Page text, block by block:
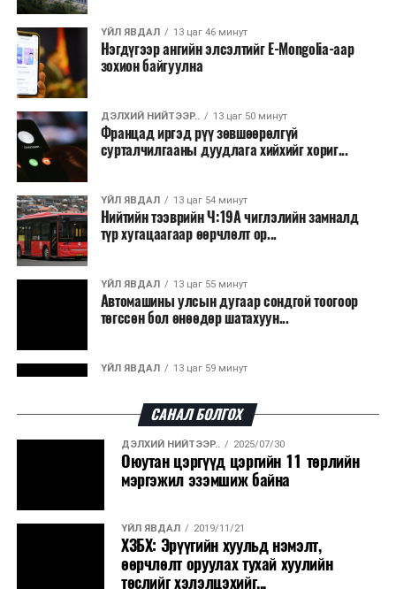
болон бусад өвчин үүсгэгч бичил биетнийг устгах
боломжтой.
Түүнчлэн шаталтын явцад үүсэх дулааныг цахилгаан
болон дулааны эрчим хүч үйлдвэрлэхэд ашиглаж
болдог. Зарим технологийн хувьд шаталтын дараа
үлдэх үнснээс фосфор зэрэг ашигт эрдсийг сэргээн
авах боломжтой аж.
Япон, Герман, Швейцар, Нидерланд, Өмнөд Солонгос
зэрэг улс лаг хатаах, шатаах технологийг ашиглаж
байна. Тухайлбал, Германд лаг шатаах үйлдвэрээс
гарсан үнснээс фосфор сэргээн авах технологи
ашигладаг бол Нидерландад төвлөрсөн лаг
боловсруулах үйлдвэрүүдээр дулаан, цахилгаан
эрчим хүч үйлдвэрлэдэг.
Ийнхүү лаг хатаах, шатаах технологийг лагийн
үйлдвэрлэх, нөөцийг дахин ашиглах чиглэлээр олон
улсад өргөн ашиглаж байна.
ҮЙЛ ЯВДАЛ 13 цаг 46 минут
Нэгдүгээр ангийн элсэлтийг E-Mongolia-аар
зохион байгуулна
ДЭЛХИЙ НИЙТЭЭР.. 13 цаг 50 минут
Францад иргэд рүү зөвшөөрөлгүй
сурталчилгааны дуудлага хийхийг хориг...
ҮЙЛ ЯВДАЛ 13 цаг 54 минут
Нийтийн тээврийн Ч:19А чиглэлийн замналд
түр хугацаагаар өөрчлөлт ор...
ҮЙЛ ЯВДАЛ 13 цаг 55 минут
Автомашины улсын дугаар сондгой тоогоор
төгссөн бол өнөөдөр шатахуун...
ҮЙЛ ЯВДАЛ 13 цаг 59 минут
ДЭЛХИЙ НИЙТЭЭР..
“Уралдронзавод” компанийн ерөнхий
захирлын автомашиныг дэлбэлжээ...
ҮЙЛ ЯВДАЛ
Сүхбаатар боомтоор тав хоногт 10 мянга гаруй
тонн АИ-92 автобензин и...
САНАЛ БОЛГОХ
ДЭЛХИЙ НИЙТЭЭР.. 2025/07/30
Оюутан цэргүүд цэргийн 11 төрлийн
мэргэжил эзэмшиж байна
ҮЙЛ ЯВДАЛ 2019/11/21
ХЗБХ: Эрүүгийн хуульд нэмэлт,
өөрчлөлт оруулах тухай хуулийн
төслийг хэлэлцэхийг...